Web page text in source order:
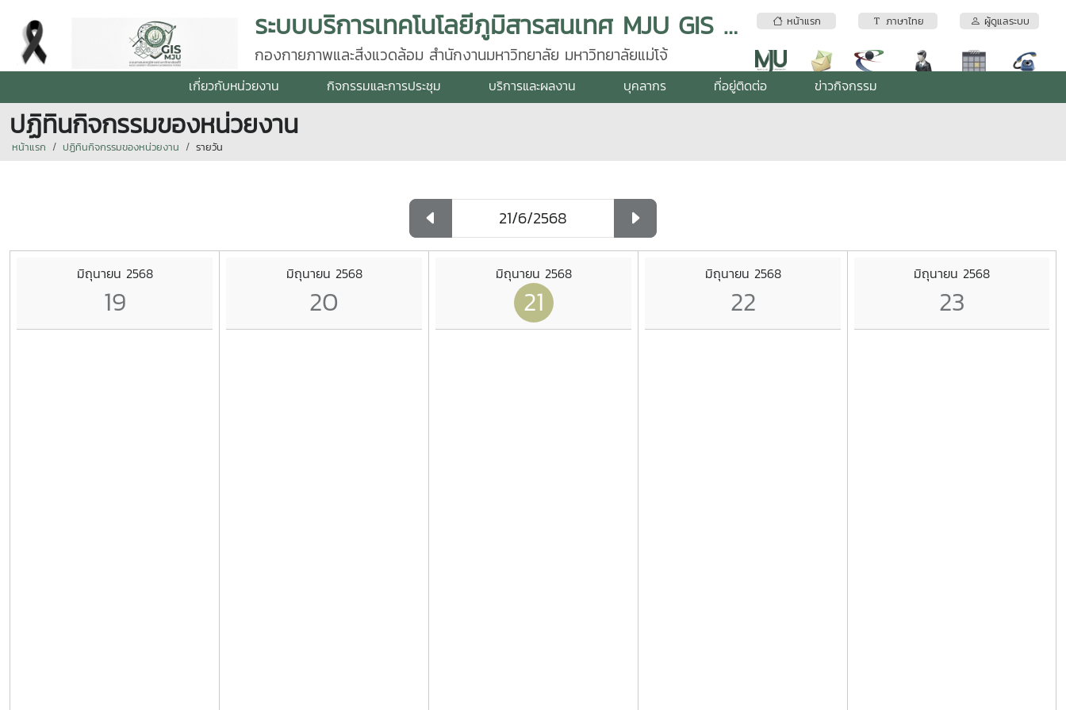
หน้าแรก ภาษาไทย ผู้ดูแลระบบ
ระบบบริการเทคโนโลยีภูมิสารสนเทศ MJU GIS Center
กองกายภาพและสิ่งแวดล้อม สำนักงานมหาวิทยาลัย มหาวิทยาลัยแม่โจ้
เกี่ยวกับหน่วยงาน กิจกรรมและการประชุม บริการและผลงาน บุคลากร ที่อยู่ติดต่อ ข่าวกิจกรรม
ปฏิทินกิจกรรมของหน่วยงาน
หน้าแรก ปฏิทินกิจกรรมของหน่วยงาน รายวัน
มิถุนายน 2568
19
มิถุนายน 2568
20
มิถุนายน 2568
21
มิถุนายน 2568
22
มิถุนายน 2568
23